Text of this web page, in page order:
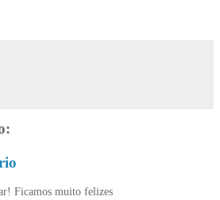
Ficamos muito felizes